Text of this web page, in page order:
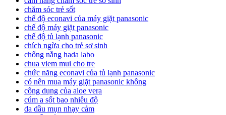
chăm sóc trẻ sốt
chế độ econavi của máy giặt panasonic
chế độ máy giặt panasonic
chế độ tủ lạnh panasonic
chích ngừa cho trẻ sơ sinh
chống nắng hada labo
chua viem mui cho tre
chức năng econavi của tủ lạnh panasonic
có nên mua máy giặt panasonic không
công dụng của aloe vera
cúm a sốt bao nhiêu độ
da dầu mụn nhạy cảm